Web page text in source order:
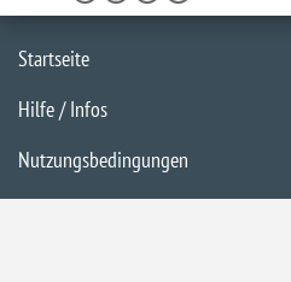
Startseite
Hilfe / Infos
Nutzungsbedingungen